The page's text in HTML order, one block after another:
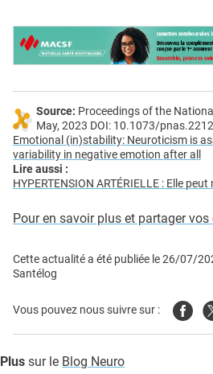
Source: Proceedings of the
May, 2023 DOI: 10.1073/
Emotional (in)stability: Neuroticism is
variability in negative emotion after all
Lire aussi :
HYPERTENSION ARTÉRIELLE : Elle
Pour en savoir plus et partager
Cette actualité a été publiée le26/07/
Santélog
Vous pouvez nous suivre sur :
Plus sur le Blog Neuro